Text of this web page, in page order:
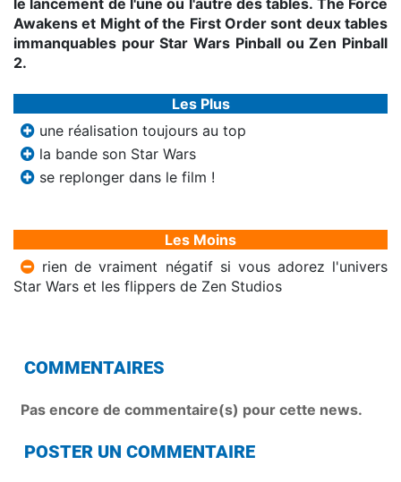
le lancement de l'une ou l'autre des tables. The Force
Awakens et Might of the First Order sont deux tables
immanquables pour Star Wars Pinball ou Zen Pinball
2.
Les Plus
une réalisation toujours au top
la bande son Star Wars
se replonger dans le film !
Les Moins
rien de vraiment négatif si vous adorez l'univers
Star Wars et les flippers de Zen Studios
COMMENTAIRES
Pas encore de commentaire(s) pour cette news.
POSTER UN COMMENTAIRE